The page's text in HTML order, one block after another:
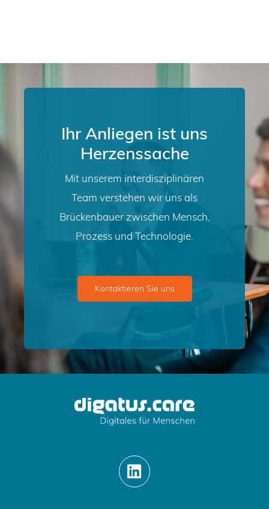
Ihr Anliegen ist uns
Herzenssache
Mit unserem interdisziplinären
Team verstehen wir uns als
Brückenbauer zwischen Mensch,
Prozess und Technologie.
Kontaktieren Sie uns